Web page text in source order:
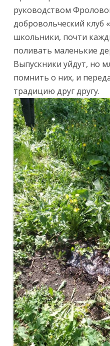
руководством
добровольческий
школьники, почти
поливать маленькие
Выпускники уйдут, но
помнить о них, и
традицию друг другу.